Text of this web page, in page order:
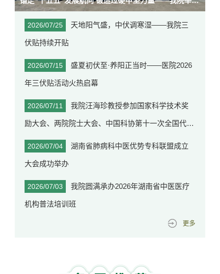
2026/07/25 天地阳气盛，中伏调寒湿——我院三
伏贴持续开贴
2026/07/15 盛夏初伏至·养阳正当时——医院2026
年三伏贴活动火热启幕
2026/07/11 我院汪海珍教授参加国家科学技术奖
励大会、两院院士大会、中国科协第十一次全国代表
大会
2026/07/04 湖南省肺病科中医优势专科联盟成立
大会成功举办
2026/07/03 我院圆满承办2026年湖南省中医医疗
机构普法培训班
更多